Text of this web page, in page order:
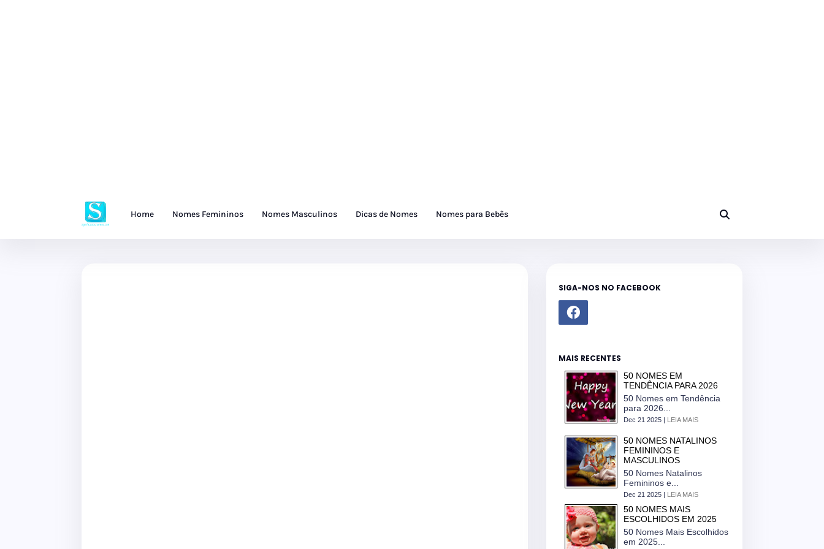
Home Nomes Femininos Nomes Masculinos Dicas de Nomes Nomes para Bebês
SIGA-NOS NO FACEBOOK
MAIS RECENTES
50 NOMES EM
TENDÊNCIA PARA 2026
50 Nomes em Tendência
para 2026...
Dec 21 2025 | LEIA MAIS
50 NOMES NATALINOS
FEMININOS E
MASCULINOS
50 Nomes Natalinos
Femininos e...
Dec 21 2025 | LEIA MAIS
50 NOMES MAIS
ESCOLHIDOS EM 2025
50 Nomes Mais Escolhidos
em 2025...